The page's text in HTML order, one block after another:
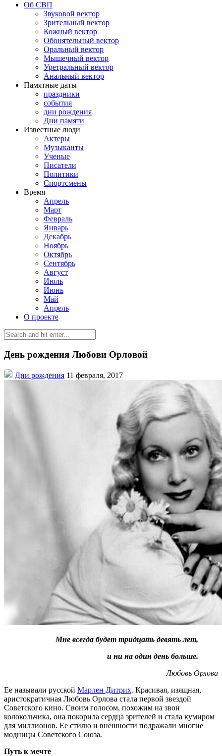
Об СВП
Звуковой вектор
Зрительный вектор
Кожный вектор
Обонятельный вектор
Оральный вектор
Мышечный вектор
Уретральный вектор
Анальный вектор
Памятные даты
праздники
события
дни рождения
Дни памяти
Известные люди
Актеры
Музыканты
Ученые
Писатели
Политики
Спортсмены
Время
Апрель
Март
Февраль
Январь
Декабрь
Ноябрь
Октябрь
Сентябрь
Август
Июль
Июнь
Май
Апрель
О проекте
День рождения Любови Орловой
Дни рождения 11 февраля, 2017
Мне всегда будет тридцать девять лет,
и ни на один день больше.
Любовь Орлова
Ее называли русской Марлен Дитрих. Красивая, изящная,
аристократичная Любовь Орлова стала первой звездой
Советского кино. Своим голосом, похожим на звон
колокольчика, она покорила сердца зрителей и стала кумиром
для миллионов. Ее стилю и внешности подражали многие
модницы Советского Союза.
Путь к мечте